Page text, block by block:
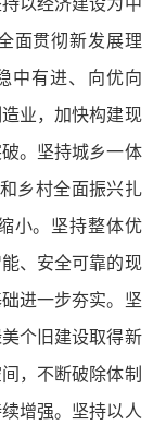
以经济建设为中
面贯彻新发展理
中有进、向优向
业，加快构建现
。坚持城乡一体
乡村全面振兴扎
小。坚持整体优
、安全可靠的现
进一步夯实。坚
个旧建设取得新
，不断破除体制
增强。坚持以人